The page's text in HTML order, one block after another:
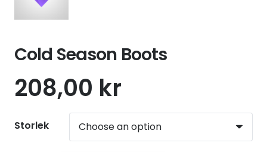
Cold Season Boots
208,00 kr
Storlek